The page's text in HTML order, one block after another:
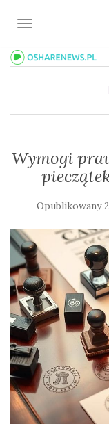
TOGGLE
Wymogi
Opublikowany